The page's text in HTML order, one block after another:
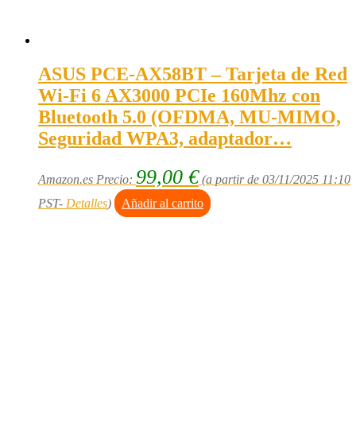
ASUS PCE-AX58BT – Tarjeta de Red
Wi-Fi 6 AX3000 PCIe 160Mhz con
Bluetooth 5.0 (OFDMA, MU-MIMO,
Seguridad WPA3, adaptador…
Amazon.es Precio: 99,00 € (a partir de 03/11/2025 11:10
PST- Detalles) Añadir al carrito